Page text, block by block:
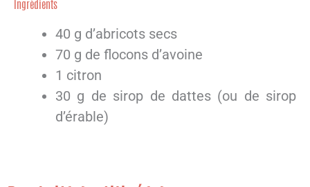
Ingrédients
40 g d’abricots secs
70 g de flocons d’avoine
1 citron
30 g de sirop de dattes (ou de sirop
d’érable)